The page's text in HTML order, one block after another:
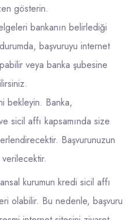
gösterin.
bankanın belirlediği
başvuruyu internet
veya banka şubesine
bekleyin. Banka,
sicil affı kapsamında size
Başvurunuzun
kurumun kredi sicil affı
olabilir. Bu nedenle, başvuru